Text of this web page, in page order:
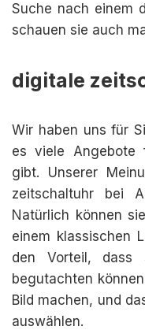
Suche nach einem
schauen sie auch
digitale
Wir haben uns für
es viele Angebote
gibt. Unserer
zeitschaltuhr bei
Natürlich können
einem klassischen
den Vorteil, dass
begutachten
Bild machen, und
auswählen.